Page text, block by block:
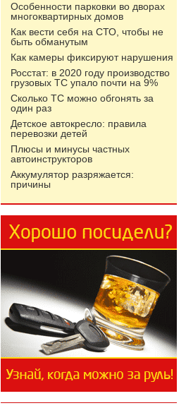
Особенности парковки во дворах
многоквартирных домов
Как вести себя на СТО, чтобы не
быть обманутым
Как камеры фиксируют нарушения
Росстат: в 2020 году производство
грузовых ТС упало почти на 9%
Сколько ТС можно обгонять за
один раз
Детское автокресло: правила
перевозки детей
Плюсы и минусы частных
автоинструкторов
Аккумулятор разряжается:
причины